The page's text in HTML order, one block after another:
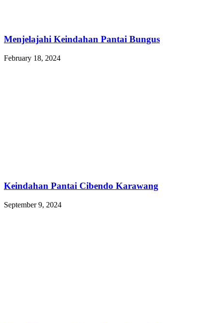
Menjelajahi Keindahan Pantai Bungus
February 18, 2024
Keindahan Pantai Cibendo Karawang
September 9, 2024